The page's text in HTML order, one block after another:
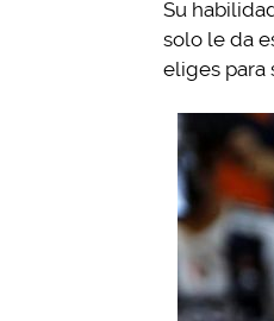
Su
solo le da
eliges para